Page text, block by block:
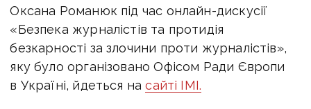
Оксана Романюк під час онлайн-дискусії
«Безпека журналістів та протидія
безкарності за злочини проти журналістів»,
яку було організовано Офісом Ради Європи
в Україні, йдеться насайті ІМІ.